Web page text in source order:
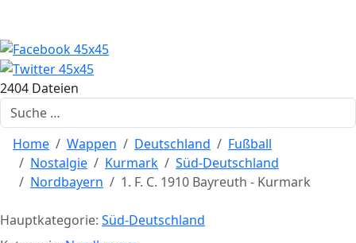
2404 Dateien
Suchen
Home Wappen Deutschland
Fußball
Nostalgie
Kurmark
Süd-Deutschland
Nordbayern
1. F. C. 1910 Bayreuth - Kurmark
Hauptkategorie: Süd-Deutschland